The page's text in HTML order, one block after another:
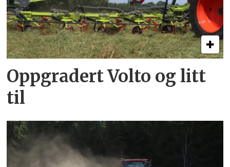
Oppgradert Volto og litt
til